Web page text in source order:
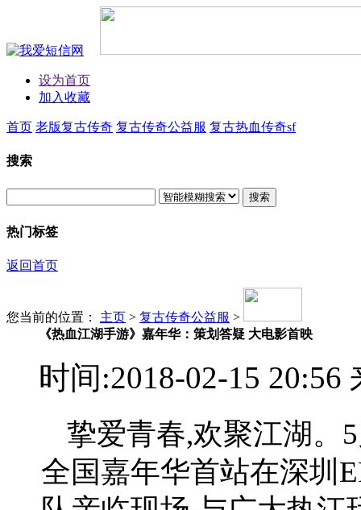
设为首页
加入收藏
首页 老版复古传奇 复古传奇公益服 复古热血传奇sf
搜索
搜索
热门标签
返回首页
您当前的位置： 主页 > 复古传奇公益服 >
《热血江湖手游》嘉年华：策划答疑 大电影首映
时间:2018-02-15
挚爱青春,欢聚江湖。
全国嘉年华首站在深圳